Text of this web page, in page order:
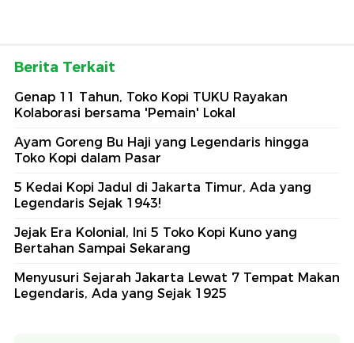
Berita Terkait
Genap 11 Tahun, Toko Kopi TUKU Rayakan
Kolaborasi bersama 'Pemain' Lokal
Ayam Goreng Bu Haji yang Legendaris hingga
Toko Kopi dalam Pasar
5 Kedai Kopi Jadul di Jakarta Timur, Ada yang
Legendaris Sejak 1943!
Jejak Era Kolonial, Ini 5 Toko Kopi Kuno yang
Bertahan Sampai Sekarang
Menyusuri Sejarah Jakarta Lewat 7 Tempat Makan
Legendaris, Ada yang Sejak 1925